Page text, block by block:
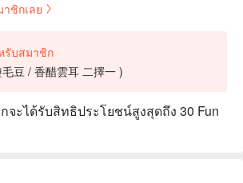
ชิกเลย
รับสมาชิก
豆 / 香醋雲耳 二擇一 )
จะได้รับสิทธิประโยชน์สูงสุดถึง 30 Fun